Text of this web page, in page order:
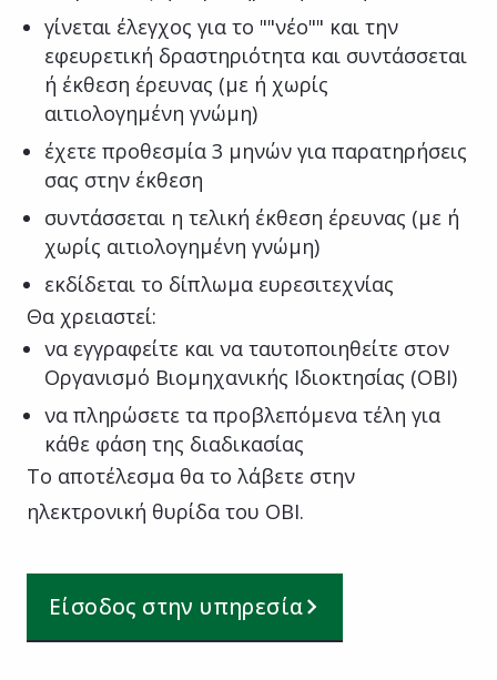
γίνεται έλεγχος για το ""νέο"" και την
εφευρετική δραστηριότητα και συντάσσεται
ή έκθεση έρευνας (με ή χωρίς
αιτιολογημένη γνώμη)
έχετε προθεσμία 3 μηνών για παρατηρήσεις
σας στην έκθεση
συντάσσεται η τελική έκθεση έρευνας (με ή
χωρίς αιτιολογημένη γνώμη)
εκδίδεται το δίπλωμα ευρεσιτεχνίας
Θα χρειαστεί:
να εγγραφείτε και να ταυτοποιηθείτε στον
Οργανισμό Βιομηχανικής Ιδιοκτησίας (ΟΒΙ)
να πληρώσετε τα προβλεπόμενα τέλη για
κάθε φάση της διαδικασίας
Το αποτέλεσμα θα το λάβετε στην
ηλεκτρονική θυρίδα του ΟΒΙ.
Είσοδος στην υπηρεσία